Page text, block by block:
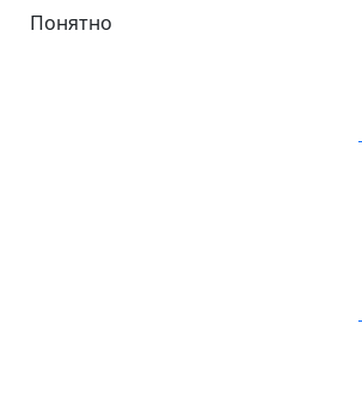
Понятно